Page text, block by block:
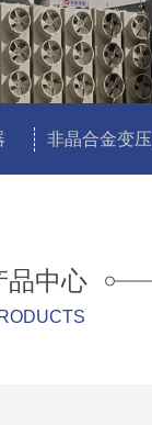
非晶合金变
品中心